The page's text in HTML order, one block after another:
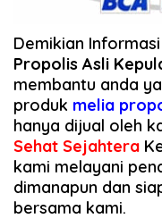
Demikian
Propolis Asli
membantu anda
produk melia
hanya dijual oleh
Sehat Sejahtera
kami melayani
dimanapun dan
bersama kami.